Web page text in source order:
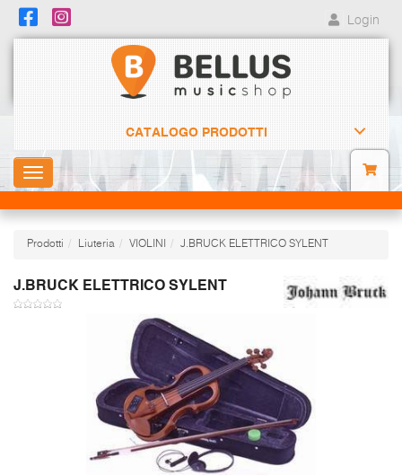
Login
CATALOGO PRODOTTI
Toggle
navigation
Prodotti Liuteria VIOLINI J.BRUCK ELETTRICO SYLENT
J.BRUCK ELETTRICO SYLENT